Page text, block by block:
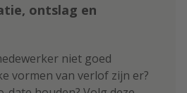
ontslag en
niet goed
vormen van verlof zijn er?